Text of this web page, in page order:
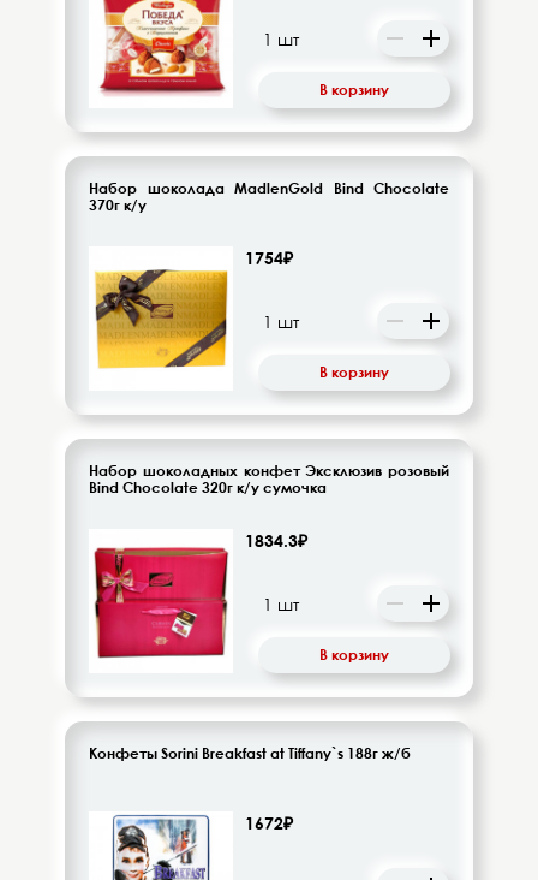
Десерты, напитки молочные
Диетическое питание
Восточная кухня
Кофе и кофейные напитки
Детское питание
Напитки безалкогольные
Овощи-фрукты
Корма для животных
Сопутствующие товары
В корзину
Набор шоколада MadlenGold Bind Chocolate
370г к/у
1754₽
В корзину
Набор шоколадных конфет Эксклюзив розовый
Bind Chocolate 320г к/у сумочка
1834.3₽
В корзину
Конфеты Sorini Breakfast at Tiffany`s 188г ж/б
1672₽